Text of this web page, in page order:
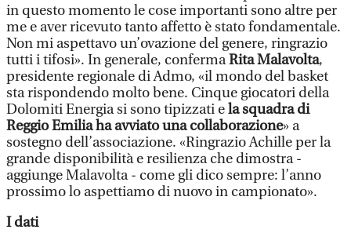
in questo momento le cose importanti sono altre per
me e aver ricevuto tanto affetto è stato fondamentale.
Non mi aspettavo un’ovazione del genere, ringrazio
tutti i tifosi». In generale, confermaRita Malavolta,
presidente regionale di Admo, «il mondo del basket
sta rispondendo molto bene. Cinque giocatori della
Dolomiti Energia si sono tipizzati ela squadra di
Reggio Emilia ha avviato una collaborazione» a
sostegno dell’associazione. «Ringrazio Achille per la
grande disponibilità e resilienza che dimostra -
aggiunge Malavolta - come gli dico sempre: l’anno
prossimo lo aspettiamo di nuovo in campionato».
I dati